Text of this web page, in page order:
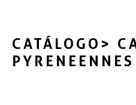
CATÁLOGO >
PYRENEENNES